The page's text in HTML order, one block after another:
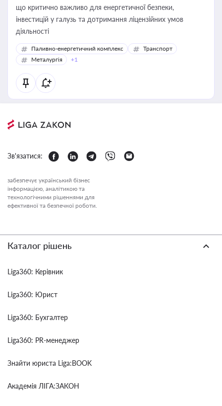
що критично важливо для енергетичної безпеки,
інвестицій у галузь та дотримання ліцензійних умов
діяльності
Паливно-енергетичний комплекс
Транспорт
Металургія
+1
Зв'язатися:
забезпечує український бізнес
інформацією, аналітикою та
технологічними рішеннями для
ефективної та безпечної роботи.
Каталог рішень
Liga360: Керівник
Liga360: Юрист
Liga360: Бухгалтер
Liga360: PR-менеджер
Знайти юриста Liga:BOOK
Академія ЛІГА:ЗАКОН